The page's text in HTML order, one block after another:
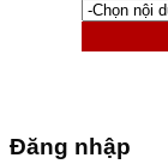
Đăng nhập